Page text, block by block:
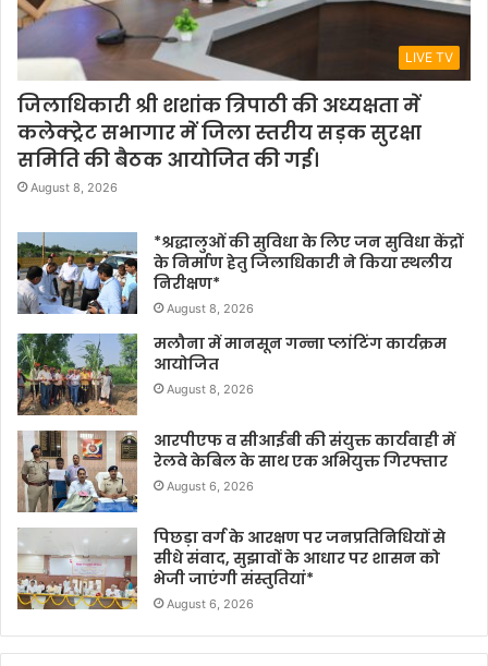
LIVE TV
जिलाधिकारी श्री शशांक त्रिपाठी की अध्यक्षता में
कलेक्ट्रेट सभागार में जिला स्तरीय सड़क सुरक्षा
समिति की बैठक आयोजित की गई।
August 8, 2026
*श्रद्धालुओं की सुविधा के लिए जन सुविधा केंद्रों
के निर्माण हेतु जिलाधिकारी ने किया स्थलीय
निरीक्षण*
August 8, 2026
मलौना में मानसून गन्ना प्लांटिंग कार्यक्रम
आयोजित
August 8, 2026
आरपीएफ व सीआईबी की संयुक्त कार्यवाही में
रेलवे केबिल के साथ एक अभियुक्त गिरफ्तार
August 6, 2026
पिछड़ा वर्ग के आरक्षण पर जनप्रतिनिधियों से
सीधे संवाद, सुझावों के आधार पर शासन को
भेजी जाएंगी संस्तुतियां*
August 6, 2026